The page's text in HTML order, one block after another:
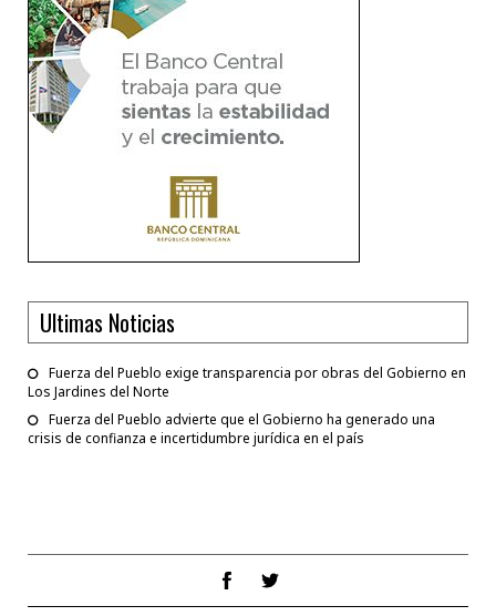
Ultimas Noticias
Fuerza del Pueblo exige transparencia por obras del Gobierno en
Los Jardines del Norte
Fuerza del Pueblo advierte que el Gobierno ha generado una
crisis de confianza e incertidumbre jurídica en el país